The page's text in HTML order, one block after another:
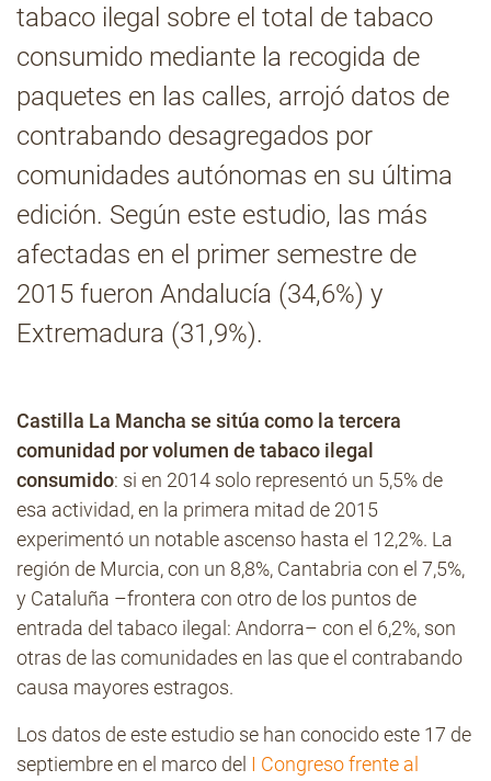
Archivo
Estadísticas CMT
Contacto
tabaco ilegal sobre el total de tabaco
consumido mediante la recogida de
paquetes en las calles, arrojó datos de
contrabando desagregados por
comunidades autónomas en su última
edición. Según este estudio, las más
afectadas en el primer semestre de
2015 fueron Andalucía (34,6%) y
Extremadura (31,9%).
Castilla La Mancha se sitúa como la tercera
comunidad por volumen de tabaco ilegal
consumido: si en 2014 solo representó un 5,5% de
esa actividad, en la primera mitad de 2015
experimentó un notable ascenso hasta el 12,2%. La
región de Murcia, con un 8,8%, Cantabria con el 7,5%,
y Cataluña –frontera con otro de los puntos de
entrada del tabaco ilegal: Andorra– con el 6,2%, son
otras de las comunidades en las que el contrabando
causa mayores estragos.
Los datos de este estudio se han conocido este 17 de
septiembre en el marco del I Congreso frente al